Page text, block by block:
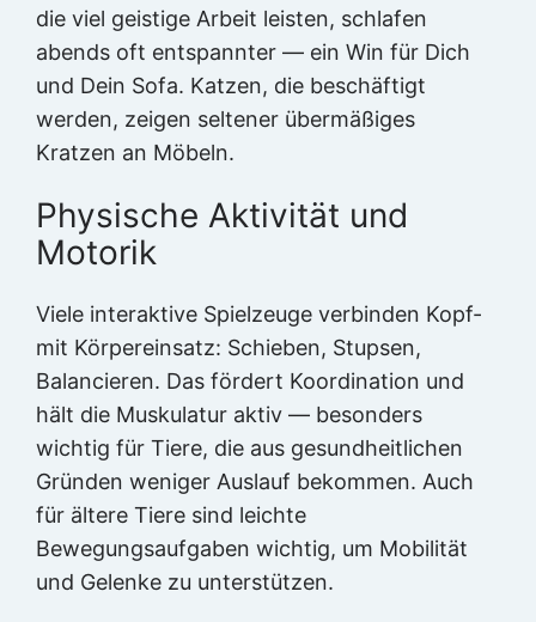
die viel geistige Arbeit leisten, schlafen
abends oft entspannter — ein Win für Dich
und Dein Sofa. Katzen, die beschäftigt
werden, zeigen seltener übermäßiges
Kratzen an Möbeln.
Physische Aktivität und
Motorik
Viele interaktive Spielzeuge verbinden Kopf-
mit Körpereinsatz: Schieben, Stupsen,
Balancieren. Das fördert Koordination und
hält die Muskulatur aktiv — besonders
wichtig für Tiere, die aus gesundheitlichen
Gründen weniger Auslauf bekommen. Auch
für ältere Tiere sind leichte
Bewegungsaufgaben wichtig, um Mobilität
und Gelenke zu unterstützen.